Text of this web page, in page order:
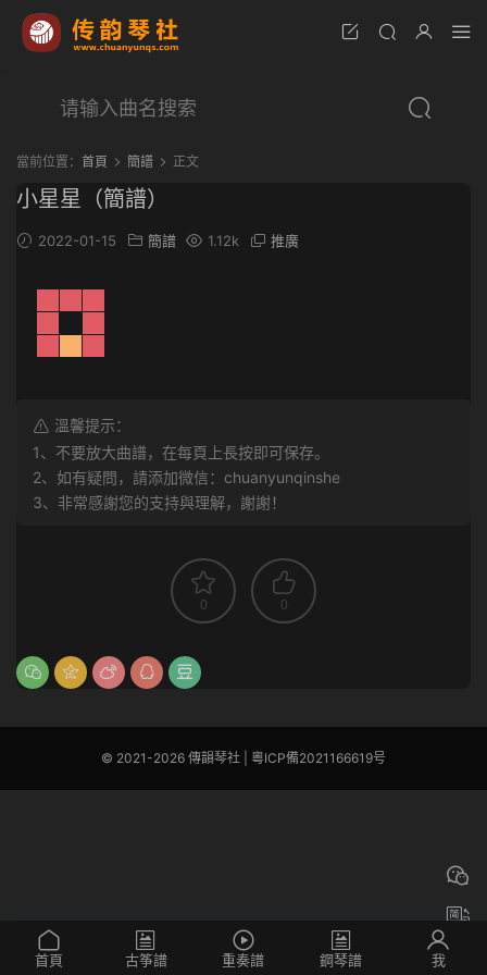
當前位置： 首頁 簡譜 正文
小星星（簡譜）
2022-01-15 簡譜 1.12k 推廣
溫馨提示：
1、不要放大曲譜，在每頁上長按即可保存。
2、如有疑問，請添加微信：chuanyunqinshe
3、非常感謝您的支持與理解，謝謝！
0 0
© 2021-2026 傳韻琴社 | 粵ICP備2021166619号
首頁 古筝譜 重奏譜 鋼琴譜 我